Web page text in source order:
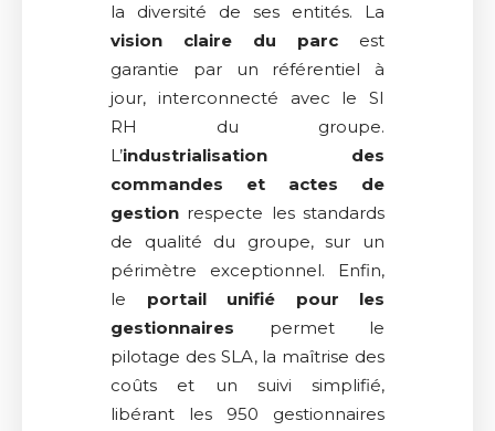
la diversité de ses entités. La
vision claire du parc est
garantie par un référentiel à
jour, interconnecté avec le SI
RH du groupe.
L’industrialisation des
commandes et actes de
gestion respecte les standards
de qualité du groupe, sur un
périmètre exceptionnel. Enfin,
le portail unifié pour les
gestionnaires permet le
pilotage des SLA, la maîtrise des
coûts et un suivi simplifié,
libérant les 950 gestionnaires